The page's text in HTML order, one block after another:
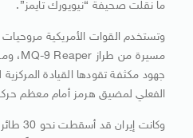
ما نقلت صحيفة “نيويورك تايمز”.
وتستخدم القوات الأمريكية
جهود مكثفة تقودها القيادة
الفعلي لمضيق هرمز أمام معظم حركة
وكانت